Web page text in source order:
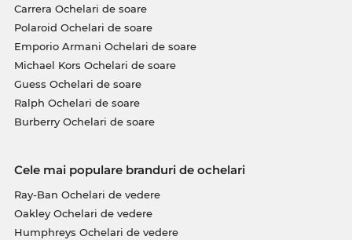
Carrera Ochelari de soare
Polaroid Ochelari de soare
Emporio Armani Ochelari de soare
Michael Kors Ochelari de soare
Guess Ochelari de soare
Ralph Ochelari de soare
Burberry Ochelari de soare
Cele mai populare branduri de ochelari
Ray-Ban Ochelari de vedere
Oakley Ochelari de vedere
Humphreys Ochelari de vedere